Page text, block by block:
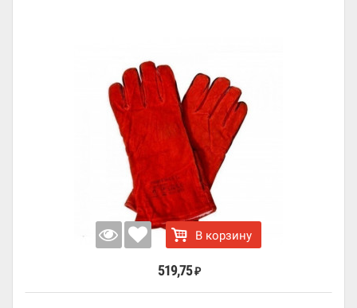
В корзину
519,75 ₽